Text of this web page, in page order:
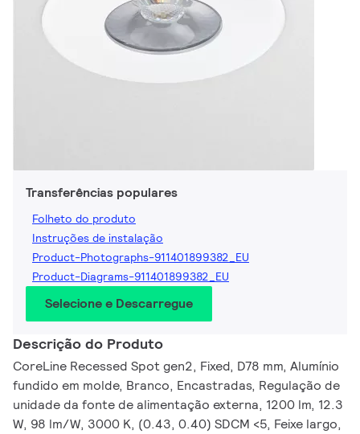
Transferências populares
Folheto do produto
Instruções de instalação
Product-Photographs-911401899382_EU
Product-Diagrams-911401899382_EU
Selecione e Descarregue
Descrição do Produto
CoreLine Recessed Spot gen2, Fixed, D78 mm, Alumínio
fundido em molde, Branco, Encastradas, Regulação de
unidade da fonte de alimentação externa, 1200 lm, 12.3
W, 98 lm/W, 3000 K, (0.43, 0.40) SDCM <5, Feixe largo,